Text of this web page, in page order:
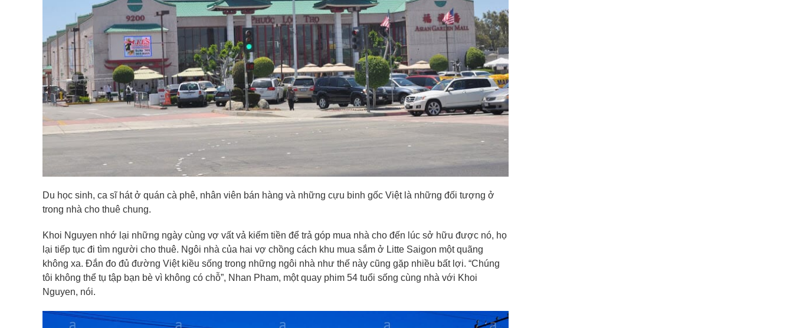
Du học sinh, ca sĩ hát ở quán cà phê, nhân viên bán hàng và những cựu binh gốc Việt là những đối tượng ở
trong nhà cho thuê chung.
Khoi Nguyen nhớ lại những ngày cùng vợ vất vả kiếm tiền để trả góp mua nhà cho đến lúc sở hữu được nó, họ
lại tiếp tục đi tìm người cho thuê. Ngôi nhà của hai vợ chồng cách khu mua sắm ở Litte Saigon một quãng
không xa. Đắn đo đủ đường Việt kiều sống trong những ngôi nhà như thế này cũng gặp nhiều bất lợi. “Chúng
tôi không thể tụ tập bạn bè vì không có chỗ”, Nhan Pham, một quay phim 54 tuổi sống cùng nhà với Khoi
Nguyen, nói.